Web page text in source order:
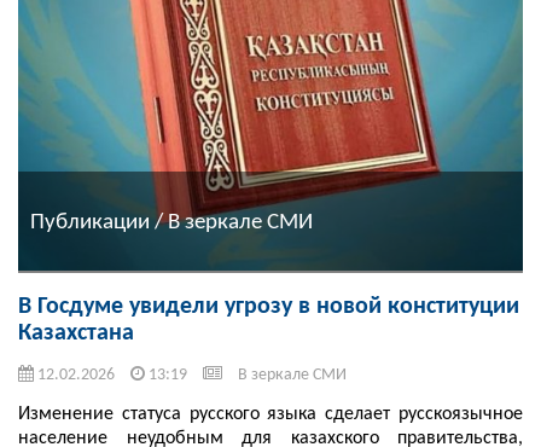
Публикации / В зеркале СМИ
В Госдуме увидели угрозу в новой конституции
Казахстана
12.02.2026 13:19 В зеркале СМИ
Изменение статуса русского языка сделает русскоязычное
население неудобным для казахского правительства,